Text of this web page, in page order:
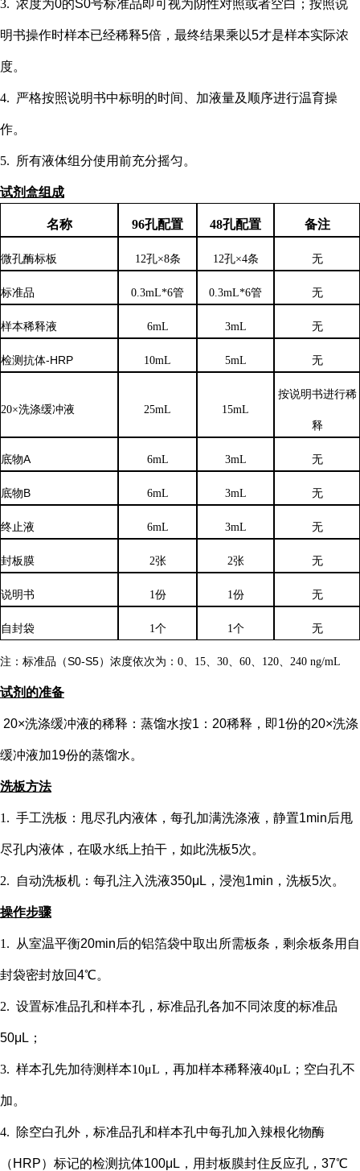
3. 浓度为0的S0号标准品即可视为阴性对照或者空白；按照说
明书操作时样本已经稀释5倍，最终结果乘以5才是样本实际浓
度。
4. 严格按照说明书中标明的时间、加液量及顺序进行温育操
作。
5. 所有液体组分使用前充分摇匀。
试剂盒组成
名称 96孔配置 48孔配置 备注
微孔酶标板 12孔×8条 12孔×4条 无
标准品 0.3mL*6管 0.3mL*6管 无
样本稀释液 6mL 3mL 无
检测抗体-HRP 10mL 5mL 无
20×洗涤缓冲液 25mL 15mL
按说明书进行稀
释
底物A 6mL 3mL 无
底物B 6mL 3mL 无
终止液 6mL 3mL 无
封板膜 2张 2张 无
说明书 1份 1份 无
自封袋 1个 1个 无
注：标准品（S0-S5）浓度依次为： 0、15、30、60、120、240 ng/mL
试剂的准备
20×洗涤缓冲液的稀释：蒸馏水按1：20稀释，即1份的20×洗涤
缓冲液加19份的蒸馏水。
洗板方法
1. 手工洗板：甩尽孔内液体，每孔加满洗涤液，静置1min后甩
尽孔内液体，在吸水纸上拍干，如此洗板5次。
2. 自动洗板机：每孔注入洗液350μL，浸泡1min，洗板5次。
操作步骤
1. 从室温平衡20min后的铝箔袋中取出所需板条，剩余板条用自
封袋密封放回4℃。
2. 设置标准品孔和样本孔 ，标准品孔各加不同浓度的标准品
50μL；
3. 样本孔先加待测样本10μL，再加样本稀释液40μL； 空白孔不
加。
4. 除空白孔外， 标准品孔和样本孔中每孔加入辣根化物酶
（ HRP）标记的检测抗体100μL，用封板膜封住反应孔，37℃